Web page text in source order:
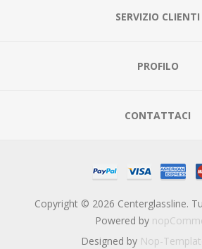
SERVIZIO CLIENTI
PROFILO
CONTATTACI
Copyright © 2026 Centerglassline.
Powered by
Designed by Nop-